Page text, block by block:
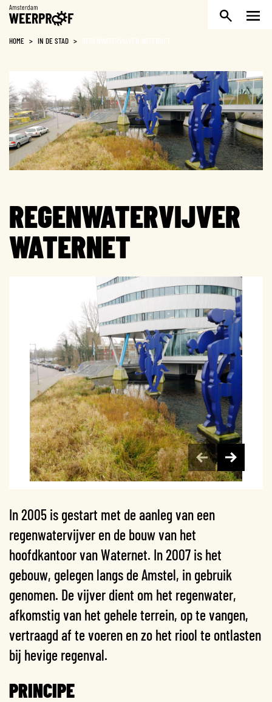
Weerproof
HOME > IN DE STAD >
REGENWATERVIJVER
WATERNET
In 2005 is gestart met de aanleg van een
regenwatervijver en de bouw van het
hoofdkantoor van Waternet. In 2007 is het
gebouw, gelegen langs de Amstel, in gebruik
genomen. De vijver dient om het regenwater,
afkomstig van het gehele terrein, op te vangen,
vertraagd af te voeren en zo het riool te ontlasten
bij hevige regenval.
PRINCIPE